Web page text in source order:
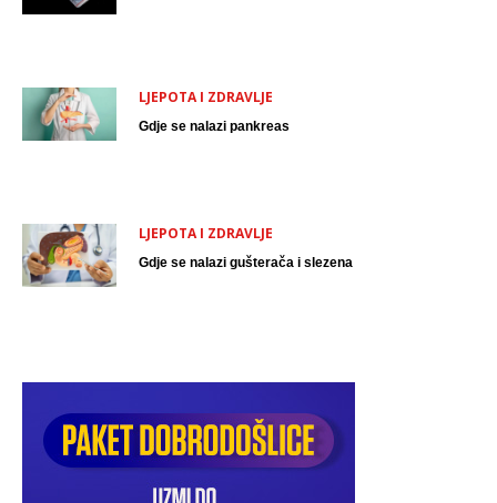
LJEPOTA I ZDRAVLJE
Gdje se nalazi pankreas
LJEPOTA I ZDRAVLJE
Gdje se nalazi gušterača i slezena